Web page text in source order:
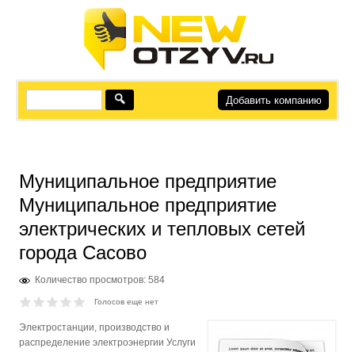
Добавить компанию
Муниципальное предприятие
Муниципальное предприятие
электрических и тепловых сетей
города Сасово
Количество просмотров: 584
Голосов еще нет
Электростанции, производство и
распределение электроэнергии Услуги